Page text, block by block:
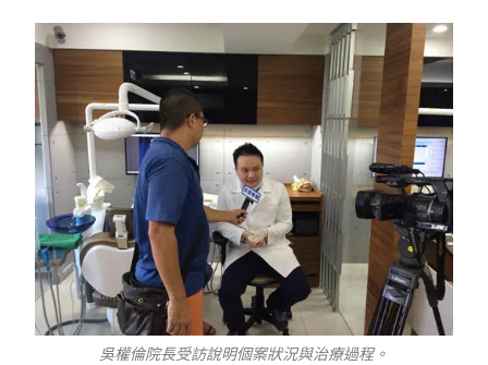
吳權倫院長受訪說明個案狀況與治療過程。